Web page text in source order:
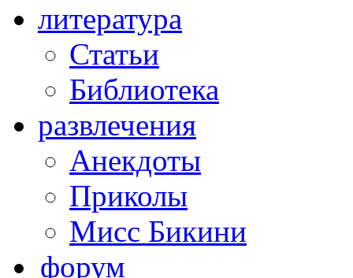
литература
Статьи
Библиотека
развлечения
Анекдоты
Приколы
Мисс Бикини
форум